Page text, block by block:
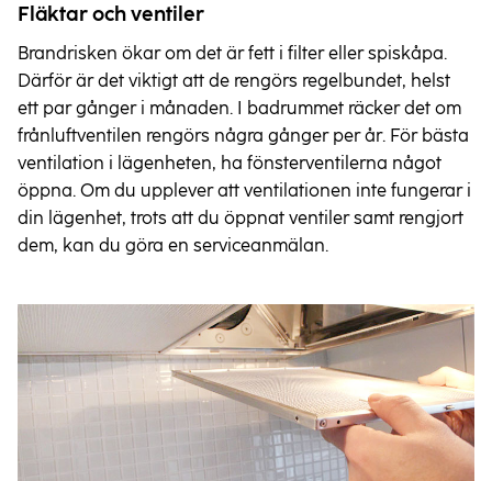
Fläktar och ventiler
Brandrisken ökar om det är fett i filter eller spiskåpa.
Därför är det viktigt att de rengörs regelbundet, helst
ett par gånger i månaden. I badrummet räcker det om
frånluftventilen rengörs några gånger per år. För bästa
ventilation i lägenheten, ha fönsterventilerna något
öppna. Om du upplever att ventilationen inte fungerar i
din lägenhet, trots att du öppnat ventiler samt rengjort
dem, kan du göra en serviceanmälan.